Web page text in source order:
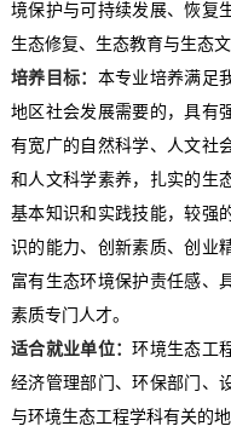
境保护与可持续发展、恢复
生态修复、生态教育与生态文
培养目标： 本专业培养满足
地区社会发展需要的，具有
有宽广的自然科学、人文社
和人文科学素养，扎实的生
基本知识和实践技能，较强
识的能力、创新素质、创业
富有生态环境保护责任感、
素质专门人才。
适合就业单位：环境生态工
经济管理部门、环保部门、
与环境生态工程学科有关的地